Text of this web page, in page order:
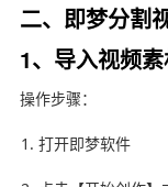
二、即梦分割
1、导入视频
操作步骤：
打开即梦软件